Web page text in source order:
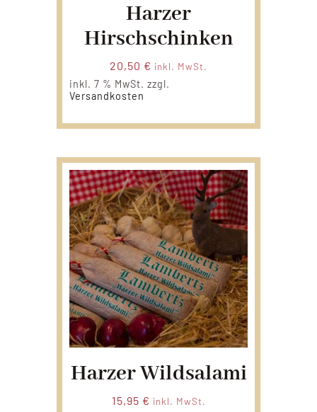
Harzer
Hirschschinken
20,50 € inkl. MwSt.
inkl. 7 % MwSt. zzgl.
Versandkosten
Harzer Wildsalami
15,95 € inkl. MwSt.